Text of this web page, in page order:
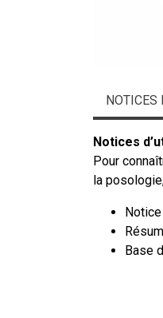
NOTICES
Notices
Pour
la
Notice
Base